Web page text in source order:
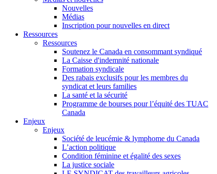
Nouvelles
Médias
Inscription pour nouvelles en direct
Ressources
Ressources
Soutenez le Canada en consommant syndiqué
La Caisse d'indemnité nationale
Formation syndicale
Des rabais exclusifs pour les membres du
syndicat et leurs families
La santé et la sécurité
Programme de bourses pour l’équité des TUAC
Canada
Enjeux
Enjeux
Société de leucémie & lymphome du Canada
L’action politique
Condition féminine et égalité des sexes
La justice sociale